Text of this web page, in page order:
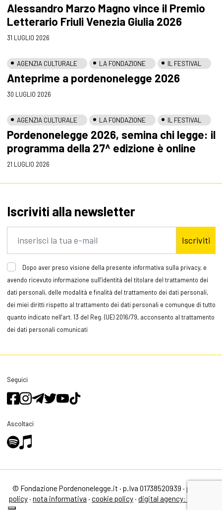
Alessandro Marzo Magno vince il Premio
Letterario Friuli Venezia Giulia 2026
31 LUGLIO 2026
AGENZIA CULTURALE LA FONDAZIONE IL FESTIVAL
Anteprime a pordenonelegge 2026
30 LUGLIO 2026
AGENZIA CULTURALE LA FONDAZIONE IL FESTIVAL
Pordenonelegge 2026, semina chi legge: il
programma della 27^ edizione è online
21 LUGLIO 2026
Iscriviti alla newsletter
Iscriviti
Dopo aver preso visione della presente informativa sulla privacy, e
avendo ricevuto informazione sull’identità del titolare del trattamento dei
dati personali, delle modalità e finalità del trattamento dei dati personali,
dei miei diritti rispetto al trattamento dei dati personali e comunque di tutto
quanto indicato nell’art. 13 del Reg. (UE) 2016/79, acconsento al trattamento
dei dati personali comunicati
Seguici
Ascoltaci
© Fondazione Pordenonelegge.it · p.Iva 01738520939 · privacy
policy · nota informativa · cookie policy · digital agency: alea.pro